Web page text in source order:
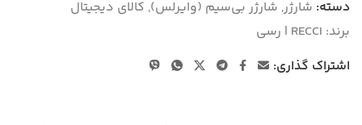
دسته: شارژر, شارژر بی‌سیم (وایرلس), کالای دیجیتال
برند: RECCI | رسی
اشتراک گذاری: